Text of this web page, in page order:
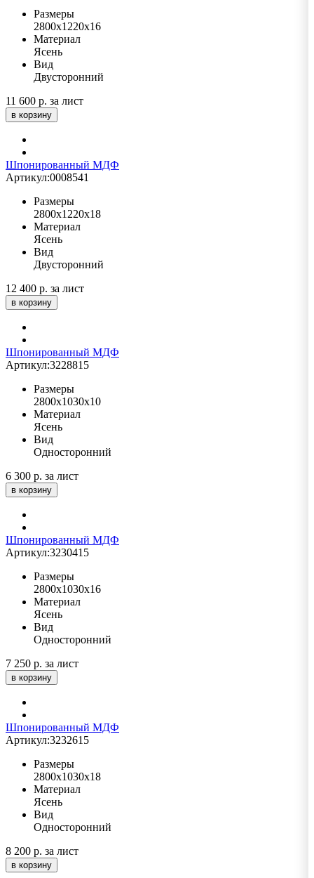
Размеры
2800х1220х16
Материал
Ясень
Вид
Двусторонний
11 600 р. за лист
в корзину
Шпонированный МДФ
Артикул:0008541
Размеры
2800х1220х18
Материал
Ясень
Вид
Двусторонний
12 400 р. за лист
в корзину
Шпонированный МДФ
Артикул:3228815
Размеры
2800х1030х10
Материал
Ясень
Вид
Односторонний
6 300 р. за лист
в корзину
Шпонированный МДФ
Артикул:3230415
Размеры
2800х1030х16
Материал
Ясень
Вид
Односторонний
7 250 р. за лист
в корзину
Шпонированный МДФ
Артикул:3232615
Размеры
2800х1030х18
Материал
Ясень
Вид
Односторонний
8 200 р. за лист
в корзину